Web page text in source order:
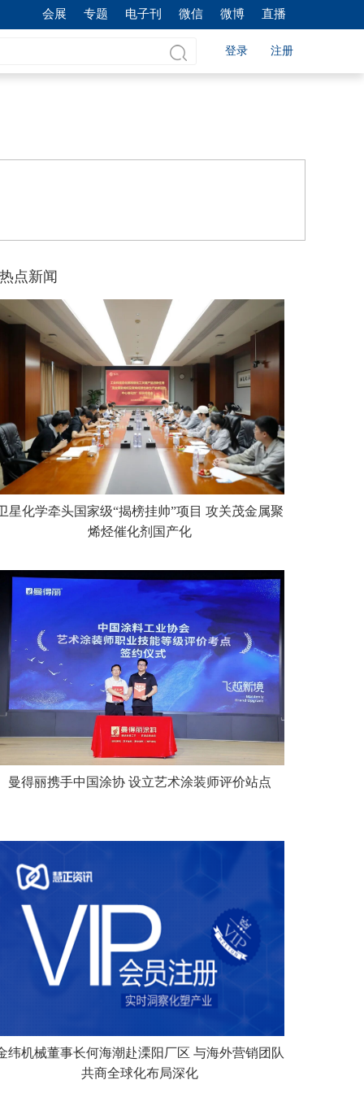
会展 专题 电子刊 微信 微博 直播
登录 注册
热点新闻
星化学牵头国家级“揭榜挂帅”项目 攻关茂金属聚
烯烃催化剂国产化
曼得丽携手中国涂协 设立艺术涂装师评价站点
纬机械董事长何海潮赴溧阳厂区 与海外营销团队
共商全球化布局深化